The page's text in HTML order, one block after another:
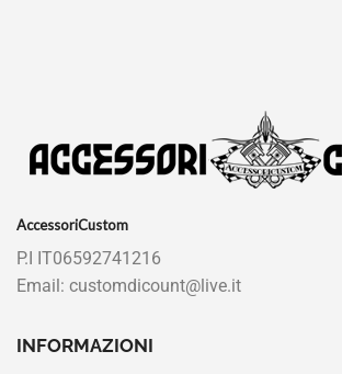
AccessoriCustom
P.I IT06592741216
Email: customdicount@live.it
INFORMAZIONI